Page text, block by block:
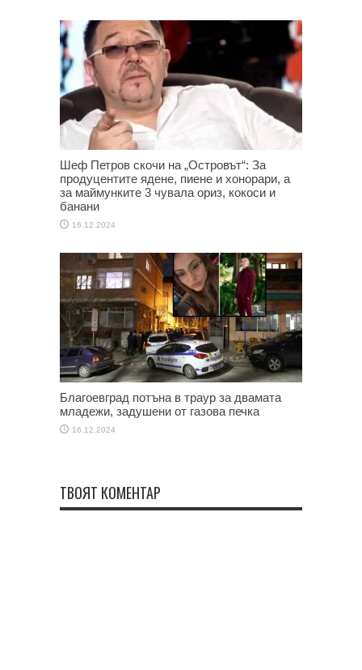
Шеф Петров скочи на „Островът“: За
продуцентите ядене, пиене и хонорари, а
за маймунките 3 чувала ориз, кокоси и
банани
16.12.2024
Благоевград потъна в траур за двамата
младежи, задушени от газова печка
16.12.2024
ТВОЯТ КОМЕНТАР